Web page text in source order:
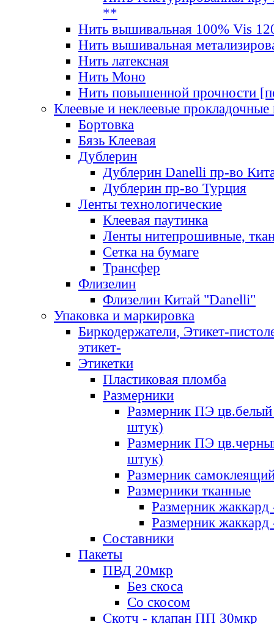
**
Нить вышивальная 100% Vis
Нить вышивальная
Нить латексная
Нить Моно
Нить повышенной прочности
Клеевые и неклеевые прокладочные
Бортовка
Бязь Клеевая
Дублерин
Дублерин Danelli пр-во
Дублерин пр-во Турция
Ленты технологические
Клеевая паутинка
Ленты нитепрошивные,
Сетка на бумаге
Трансфер
Флизелин
Флизелин Китай "Danelli"
Упаковка и маркировка
Биркодержатели, Этикет-
этикет-
Этикетки
Пластиковая пломба
Размерники
Размерник ПЭ цв.белый
штук)
Размерник ПЭ
штук)
Размерник
Размерники тканные
Размерник
Размерник
Составники
Пакеты
ПВД 20мкр
Без скоса
Со скосом
Скотч - клапан ПП 30мкр